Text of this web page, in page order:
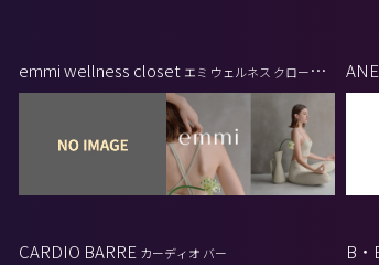
emmi wellness closet エミ ウェルネス クローゼッ
ト
CARDIO BARRE カーディオ バー B・